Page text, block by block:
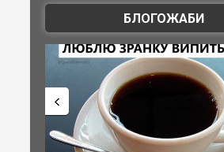
БЛОГОЖАБИ